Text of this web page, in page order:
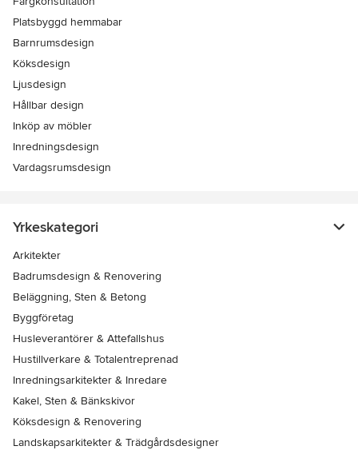
Platsbyggd hemmabar
Barnrumsdesign
Köksdesign
Ljusdesign
Hållbar design
Inköp av möbler
Inredningsdesign
Vardagsrumsdesign
Yrkeskategori
Arkitekter
Badrumsdesign & Renovering
Beläggning, Sten & Betong
Byggföretag
Husleverantörer & Attefallshus
Hustillverkare & Totalentreprenad
Inredningsarkitekter & Inredare
Kakel, Sten & Bänkskivor
Köksdesign & Renovering
Landskapsarkitekter & Trädgårdsdesigner